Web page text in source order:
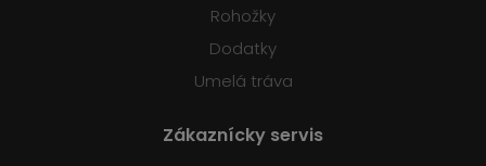
Rohožky
Dodatky
Umelá tráva
Zákaznícky servis